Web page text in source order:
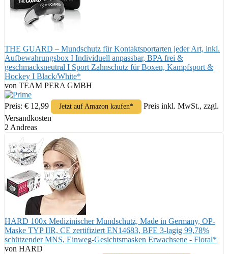
THE GUARD – Mundschutz für Kontaktsportarten jeder Art, inkl.
Aufbewahrungsbox I Individuell anpassbar, BPA frei &
geschmacksneutral I Sport Zahnschutz für Boxen, Kampfsport &
Hockey I Black/White*
von TEAM PERA GMBH
Preis: € 12,99 Jetzt auf Amazon kaufen*
Preis inkl. MwSt., zzgl.
Versandkosten
2 Andreas
HARD 100x Medizinischer Mundschutz, Made in Germany, OP-
Maske TYP IIR, CE zertifiziert EN14683, BFE 3-lagig 99,78%
schützender MNS, Einweg-Gesichtsmasken Erwachsene - Floral*
von HARD